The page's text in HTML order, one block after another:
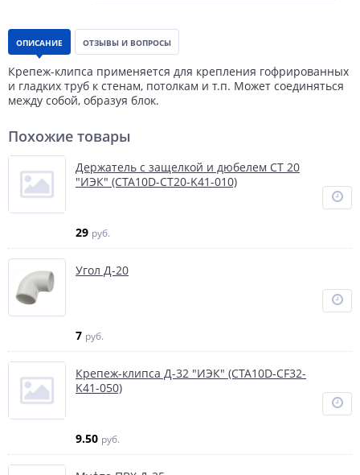
ОПИСАНИЕ ОТЗЫВЫ И ВОПРОСЫ
Крепеж-клипса применяется для крепления гофрированных
и гладких труб к стенам, потолкам и т.п. Может соединяться
между собой, образуя блок.
Похожие товары
Держатель с защелкой и дюбелем СТ 20
"ИЭК" (CTA10D-CT20-K41-010)
29 руб.
Угол Д-20
7 руб.
Крепеж-клипса Д-32 "ИЭК" (CTA10D-CF32-
K41-050)
9.50 руб.